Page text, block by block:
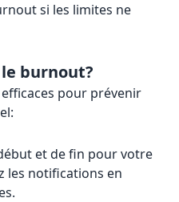
si les limites ne
burnout?
pour prévenir
et de fin pour votre
les notifications en